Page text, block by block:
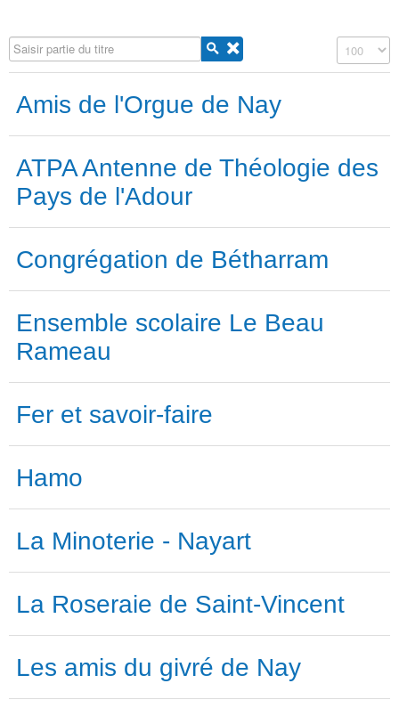
Saisir partie du titre Affichage #
Amis de l'Orgue de Nay
ATPA Antenne de Théologie des
Pays de l'Adour
Congrégation de Bétharram
Ensemble scolaire Le Beau
Rameau
Fer et savoir-faire
Hamo
La Minoterie - Nayart
La Roseraie de Saint-Vincent
Les amis du givré de Nay